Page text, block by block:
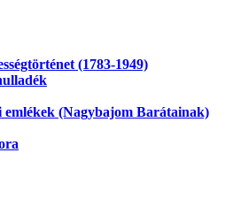
(1783-1949)
emlékek (Nagybajom Barátainak)